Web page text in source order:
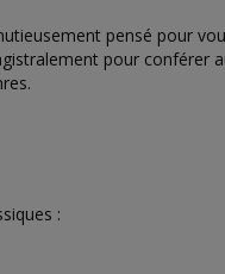
pensé pour
pour conférer
: